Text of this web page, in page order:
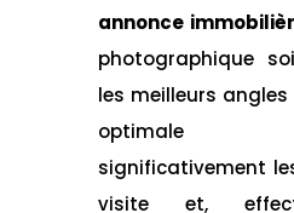
annonce
photographique
les meilleurs
optimale
significativement
visite et,